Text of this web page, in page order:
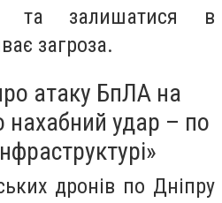
та залишатися в
загроза.
атаку БпЛА на
нахабний удар – по
дронів по Дніпру